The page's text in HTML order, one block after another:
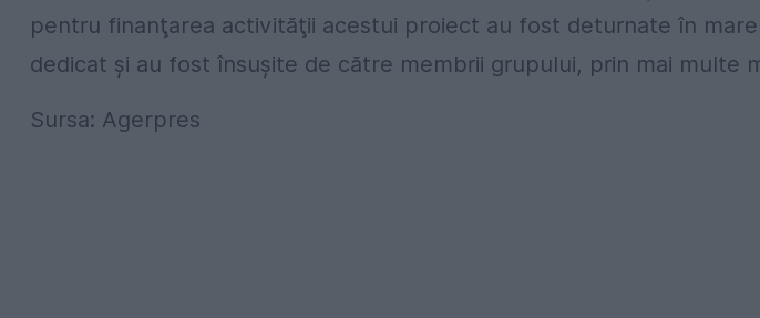
pentru finanţarea activităţii acestui proiect au fost deturnate în
dedicat şi au fost însuşite de către membrii grupului, prin mai multe
Sursa: Agerpres